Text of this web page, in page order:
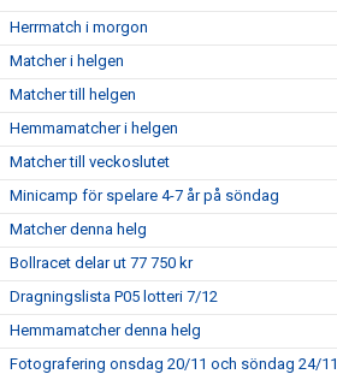
Herrmatch i morgon
Matcher i helgen
Matcher till helgen
Hemmamatcher i helgen
Matcher till veckoslutet
Minicamp för spelare 4-7 år på söndag
Matcher denna helg
Bollracet delar ut 77 750 kr
Dragningslista P05 lotteri 7/12
Hemmamatcher denna helg
Fotografering onsdag 20/11 och söndag 24/11